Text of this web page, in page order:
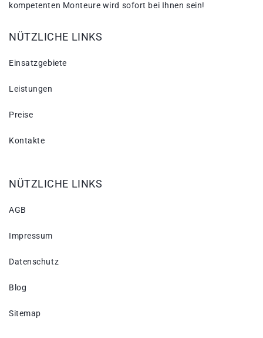
kompetenten Monteure wird sofort bei Ihnen sein!
NÜTZLICHE LINKS
Einsatzgebiete
Leistungen
Preise
Kontakte
NÜTZLICHE LINKS
AGB
Impressum
Datenschutz
Blog
Sitemap